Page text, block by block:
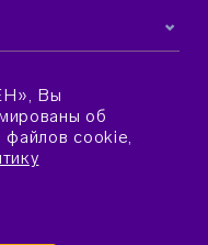
Вы
об
файлов cookie,